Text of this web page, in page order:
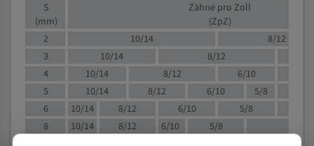
S
(mm)
Zähne pro Zoll
(ZpZ)
2
10/14
8/12
3
10/14 8/12
4
10/14 8/12 6/10
5
10/14 8/12 6/10
5/8
6
10/14 8/12 6/10
5/8
8
10/14 8/12 6/10 5/8